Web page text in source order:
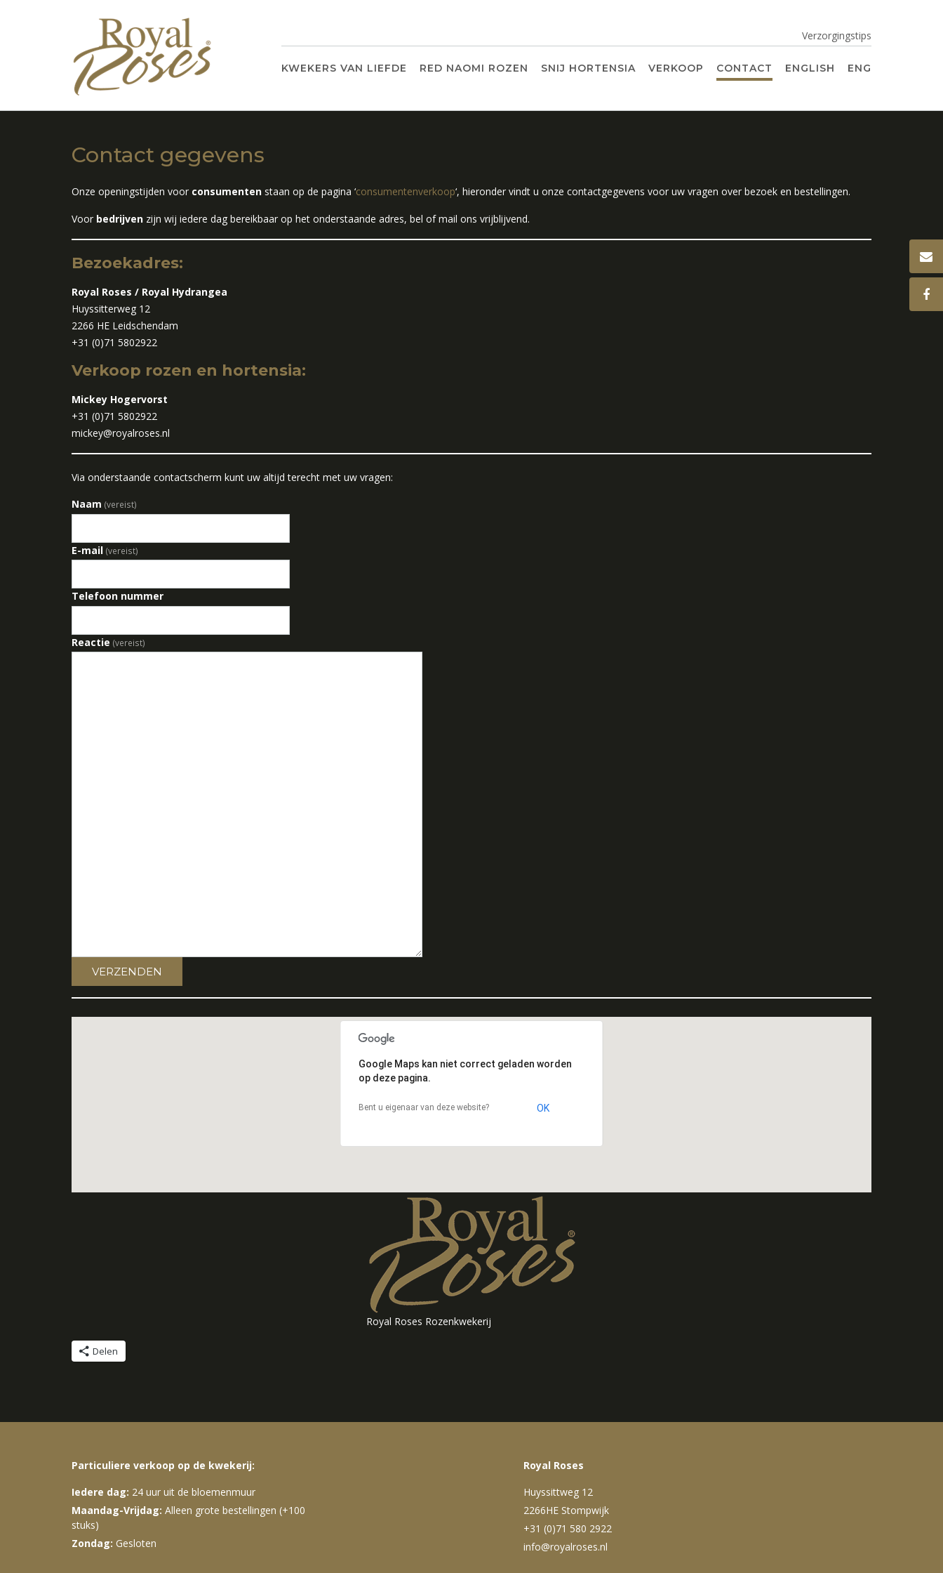
Verzorgingstips
KWEKERS VAN LIEFDE RED NAOMI ROZEN SNIJ HORTENSIA VERKOOP CONTACT ENGLISH ENG
Contact gegevens
Onze openingstijden voor consumenten staan op de pagina ‘consumentenverkoop‘, hieronder vindt u onze contactgegevens voor uw vragen over bezoek en bestellingen.
Voor bedrijven zijn wij iedere dag bereikbaar op het onderstaande adres, bel of mail ons vrijblijvend.
Bezoekadres:
Royal Roses / Royal Hydrangea
Huyssitterweg 12
2266 HE Leidschendam
+31 (0)71 5802922
Verkoop rozen en hortensia:
Mickey Hogervorst
+31 (0)71 5802922
mickey@royalroses.nl
Via onderstaande contactscherm kunt uw altijd terecht met uw vragen:
Naam (vereist)
E-mail (vereist)
Telefoon nummer
Reactie (vereist)
VERZENDEN
Google Maps kan niet correct geladen worden
op deze pagina.
Bent u eigenaar van deze website? OK
Royal Roses Rozenkwekerij
Delen
Particuliere verkoop op de kwekerij:
Iedere dag: 24 uur uit de bloemenmuur
Maandag-Vrijdag: Alleen grote bestellingen (+100
stuks)
Zondag: Gesloten
Royal Roses
Huyssittweg 12
2266HE Stompwijk
+31 (0)71 580 2922
info@royalroses.nl